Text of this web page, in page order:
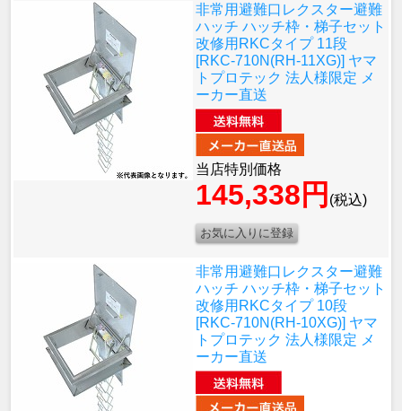
非常用避難口レクスター避難
ハッチ ハッチ枠・梯子セット
改修用RKCタイプ 11段
[RKC-710N(RH-11XG)] ヤマ
トプロテック 法人様限定 メ
ーカー直送
当店特別価格
145,338円 (税込)
非常用避難口レクスター避難
ハッチ ハッチ枠・梯子セット
改修用RKCタイプ 10段
[RKC-710N(RH-10XG)] ヤマ
トプロテック 法人様限定 メ
ーカー直送